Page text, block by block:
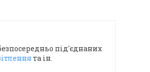
під'єднаних
та ін.